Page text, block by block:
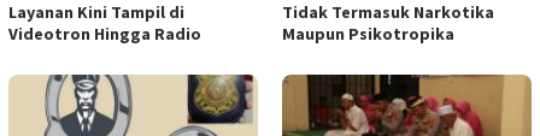
Layanan Kini Tampil di
Videotron Hingga Radio
Tidak Termasuk Narkotika
Maupun Psikotropika